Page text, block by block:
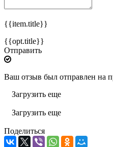
{{item.title}}
{{opt.title}}
Отправить
Ваш отзыв был отправлен на
Загрузить еще
Загрузить еще
Поделиться